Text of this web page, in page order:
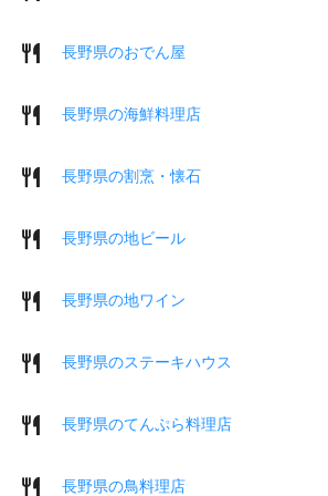
長野県のおでん屋
長野県の海鮮料理店
長野県の割烹・懐石
長野県の地ビール
長野県の地ワイン
長野県のステーキハウス
長野県のてんぷら料理店
長野県の鳥料理店